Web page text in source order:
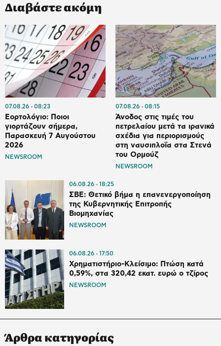
Διαβάστε ακόμη
07.08.26 08:23
Εορτολόγιο: Ποιοι
γιορτάζουν σήμερα,
Παρασκευή 7 Αυγούστου
2026
NEWSROOM
07.08.26 08:15
Άνοδος στις τιμές του
πετρελαίου μετά τα ιρανικά
σχέδια για περιορισμούς
στη ναυσιπλοΐα στα Στενά
του Ορμούζ
NEWSROOM
06.08.26 18:25
ΣΒΕ: Θετικό βήμα η επανενεργοποίηση
της Κυβερνητικής Επιτροπής
Βιομηχανίας
NEWSROOM
06.08.26 17:50
Χρηματιστήριο-Κλείσιμο: Πτώση κατά
0,59%, στα 320,42 εκατ. ευρώ ο τζίρος
NEWSROOM
Άρθρα κατηγορίας